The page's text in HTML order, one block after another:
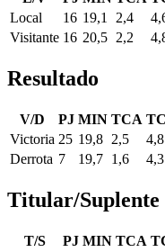
Local
16 19,1 2,4
Visitante 16 20,5 2,2
Resultado
V/D PJ MIN TCA
Victoria 25 19,8 2,5 4,8
Derrota 7 19,7 1,6 4,3
Titular/Suplente
T/S PJ MIN TCA